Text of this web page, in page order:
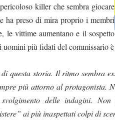
killer che sembra giocare
ha preso di mira proprio i membri
le vittime aumentano e il sospetto
uomini più fidati del commissario
questa storia. Il ritmo sembra
più attorno al protagonista.
delle indagini.
ai più inaspettati colpi di